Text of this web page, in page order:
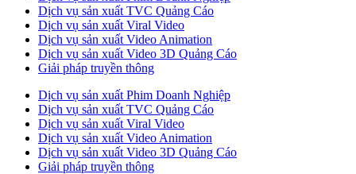
Dịch vụ sản xuất TVC Quảng Cáo
Dịch vụ sản xuất Viral Video
Dịch vụ sản xuất Video Animation
Dịch vụ sản xuất Video 3D Quảng Cáo
Giải pháp truyền thông
Dịch vụ sản xuất Phim Doanh Nghiệp
Dịch vụ sản xuất TVC Quảng Cáo
Dịch vụ sản xuất Viral Video
Dịch vụ sản xuất Video Animation
Dịch vụ sản xuất Video 3D Quảng Cáo
Giải pháp truyền thông